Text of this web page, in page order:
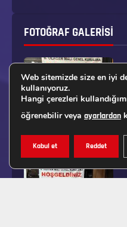
FOTOĞRAF GALERISI
Web sitemizde size en iyi
kullanıyoruz.
Hangi çerezleri
öğrenebilir veya ayarlardan
Kabul et Reddet